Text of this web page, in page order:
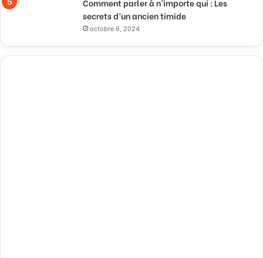
Comment parler à n’importe qui : Les
secrets d’un ancien timide
octobre 6, 2024